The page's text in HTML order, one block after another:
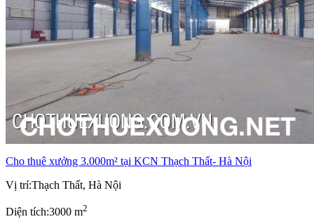
Cho thuê xưởng 3.000m² tại KCN Thạch Thất- Hà Nội
Vị trí:Thạch Thất, Hà Nội
Diện tích:3000 m2